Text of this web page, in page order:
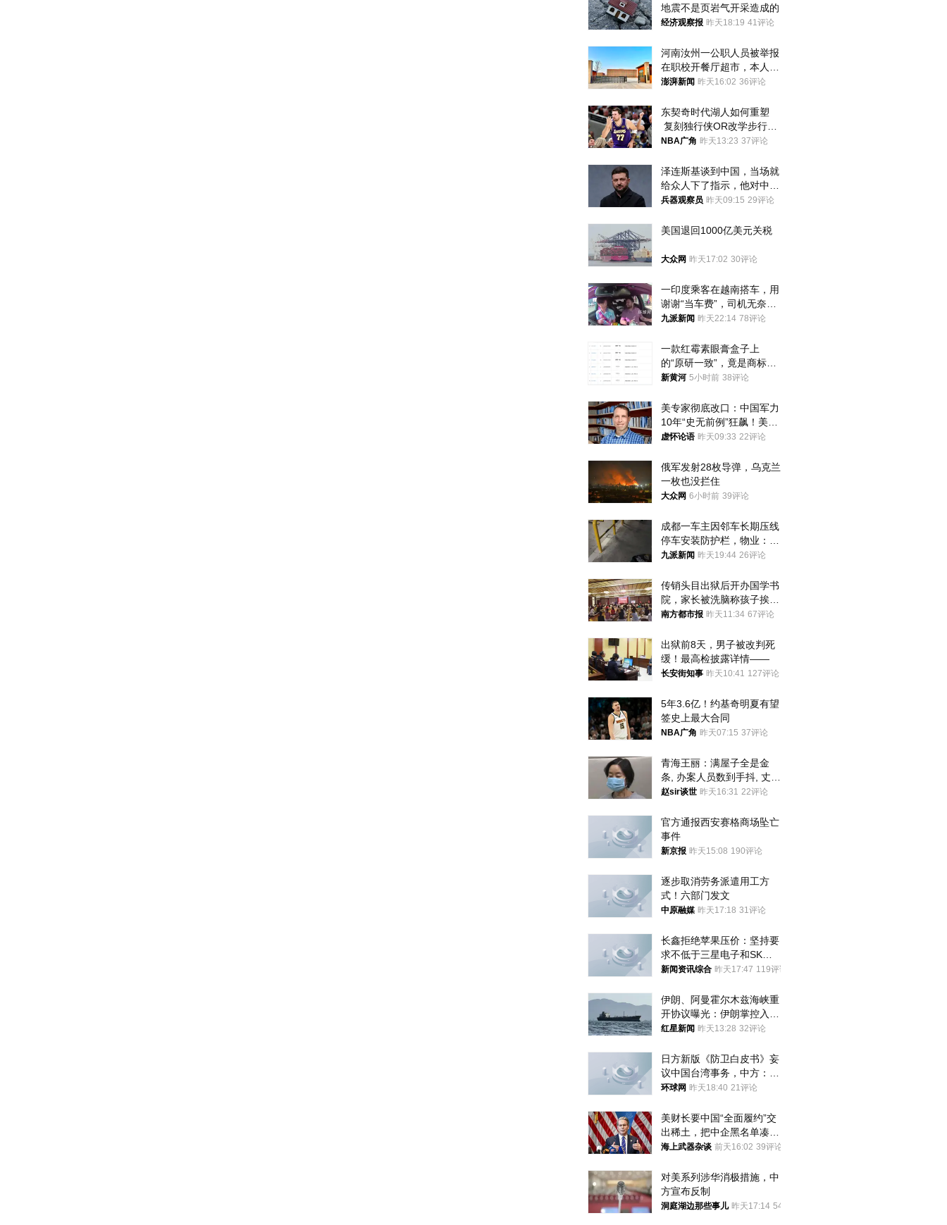
地震不是页岩气开采造成的
经济观察报 昨天18:19 41评论
河南汝州一公职人员被举报
在职校开餐厅超市，本人回
应称“是给别人帮忙”
澎湃新闻 昨天16:02 36评论
东契奇时代湖人如何重塑
复刻独行侠OR改学步行
者？
NBA广角 昨天13:23 37评论
泽连斯基谈到中国，当场就
给众人下了指示，他对中国
和中乌关系，显然又有了新
兵器观察员 昨天09:15 29评论
美国退回1000亿美元关税
大众网 昨天17:02 30评论
一印度乘客在越南搭车，用
谢谢“当车费”，司机无奈发
笑；印度网友：不代表印度
九派新闻 昨天22:14 78评论
一款红霉素眼膏盒子上
的“原研一致”，竟是商标！
律师：极易误导消费者；网
新黄河 5小时前 38评论
美专家彻底改口：中国军力
10年“史无前例”狂飙！美军
真慌了
虚怀论语 昨天09:33 22评论
俄军发射28枚导弹，乌克兰
一枚也没拦住
大众网 6小时前 39评论
成都一车主因邻车长期压线
停车安装防护栏，物业：不
建议装护栏，也会影响自身
九派新闻 昨天19:44 26评论
传销头目出狱后开办国学书
院，家长被洗脑称孩子挨打
才有效果
南方都市报 昨天11:34 67评论
出狱前8天，男子被改判死
缓！最高检披露详情——
长安街知事 昨天10:41 127评论
5年3.6亿！约基奇明夏有望
签史上最大合同
NBA广角 昨天07:15 37评论
青海王丽：满屋子全是金
条, 办案人员数到手抖, 丈夫
受不了提前离场
赵sir谈世 昨天16:31 22评论
官方通报西安赛格商场坠亡
事件
新京报 昨天15:08 190评论
逐步取消劳务派遣用工方
式！六部门发文
中原融媒 昨天17:18 31评论
长鑫拒绝苹果压价：坚持要
求不低于三星电子和SK海
力士
新闻资讯综合 昨天17:47 119评论
伊朗、阿曼霍尔木兹海峡重
开协议曝光：伊朗掌控入湾
航道，与阿曼平分“服务费”
红星新闻 昨天13:28 32评论
日方新版《防卫白皮书》妄
议中国台湾事务，中方：强
烈不满、坚决反对，已向日
环球网 昨天18:40 21评论
美财长要中国“全面履约”交
出稀土，把中企黑名单凑到
187家，中方做最坏打算
海上武器杂谈 前天16:02 39评论
对美系列涉华消极措施，中
方宣布反制
洞庭湖边那些事儿 昨天17:14 54评论